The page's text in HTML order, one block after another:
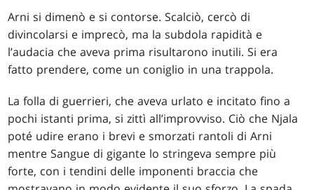
Arni si dimenò e si contorse. Scalciò, cercò di
divincolarsi e imprecò, ma la subdola rapidità e
l’audacia che aveva prima risultarono inutili. Si era
fatto prendere, come un coniglio in una trappola.
La folla di guerrieri, che aveva urlato e incitato fino a
pochi istanti prima, si zittì all’improvviso. Ciò che Njala
poté udire erano i brevi e smorzati rantoli di Arni
mentre Sangue di gigante lo stringeva sempre più
forte, con i tendini delle imponenti braccia che